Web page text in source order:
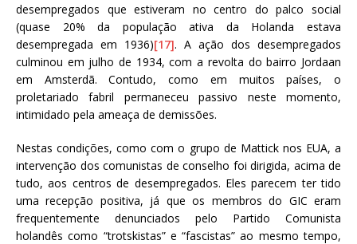
desempregados que estiveram no centro do palco social
(quase 20% da população ativa da Holanda estava
desempregada em 1936)[17]. A ação dos desempregados
culminou em julho de 1934, com a revolta do bairro Jordaan
em Amsterdã. Contudo, como em muitos países, o
proletariado fabril permaneceu passivo neste momento,
intimidado pela ameaça de demissões.
Nestas condições, como com o grupo de Mattick nos EUA, a
intervenção dos comunistas de conselho foi dirigida, acima de
tudo, aos centros de desempregados. Eles parecem ter tido
uma recepção positiva, já que os membros do GIC eram
frequentemente denunciados pelo Partido Comunista
holandês como “trotskistas” e “fascistas” ao mesmo tempo,